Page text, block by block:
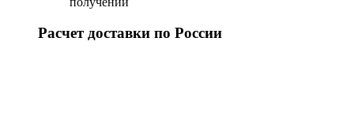
Расчет доставки по России